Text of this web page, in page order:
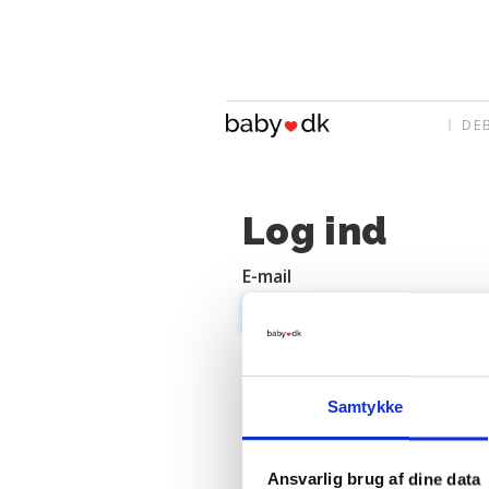
Samtykke
Ansvarlig brug af dine data
Log ind
E-mail